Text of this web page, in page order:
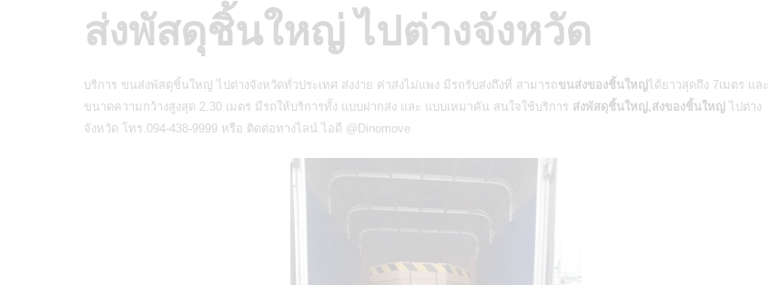
ส่งพัสดุชิ้นใหญ่ ไปต่างจังหวัด
บริการ ขนส่งพัสดุชิ้นใหญ่ ไปต่างจังหวัดทั่วประเทศ ส่งง่าย ค่าส่งไม่แพง มีรถรับส่งถึงที่ สามารถขนส่งของชิ้นใหญ่ได้ยาวสุดถึง 7เมตร และ
ขนาดความกว้างสูงสุด 2.30 เมตร มีรถให้บริการทั้ง แบบฝากส่ง และ แบบเหมาคัน สนใจใช้บริการ ส่งพัสดุชิ้นใหญ่,ส่งของชิ้นใหญ่ ไปต่าง
จังหวัด โทร.094-438-9999 หรือ ติดต่อทางไลน์ ไอดี @Dinomove